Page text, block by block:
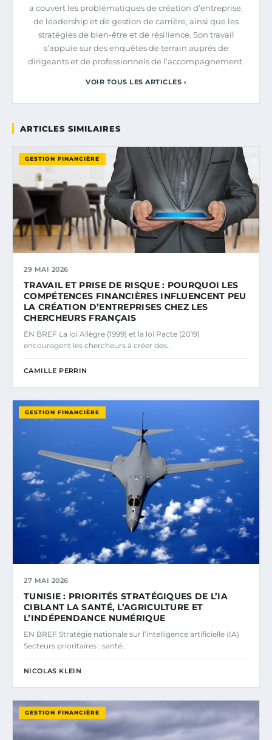
a couvert les problématiques de création d’entreprise,
de leadership et de gestion de carrière, ainsi que les
stratégies de bien-être et de résilience. Son travail
s’appuie sur des enquêtes de terrain auprès de
dirigeants et de professionnels de l’accompagnement.
VOIR TOUS LES ARTICLES ›
ARTICLES SIMILAIRES
GESTION FINANCIÈRE
29 MAI 2026
TRAVAIL ET PRISE DE RISQUE : POURQUOI LES
COMPÉTENCES FINANCIÈRES INFLUENCENT PEU
LA CRÉATION D’ENTREPRISES CHEZ LES
CHERCHEURS FRANÇAIS
EN BREF La loi Allègre (1999) et la loi Pacte (2019)
encouragent les chercheurs à créer des…
CAMILLE PERRIN
GESTION FINANCIÈRE
27 MAI 2026
TUNISIE : PRIORITÉS STRATÉGIQUES DE L’IA
CIBLANT LA SANTÉ, L’AGRICULTURE ET
L’INDÉPENDANCE NUMÉRIQUE
EN BREF Stratégie nationale sur l’intelligence artificielle (IA)
Secteurs prioritaires : santé…
NICOLAS KLEIN
GESTION FINANCIÈRE